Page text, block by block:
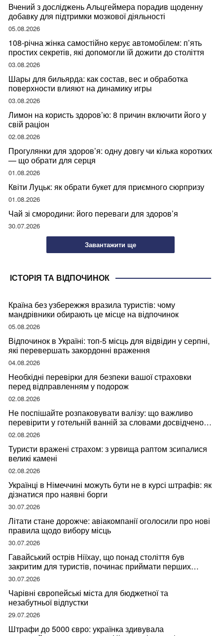
Вчений з досліджень Альцгеймера порадив щоденну
добавку для підтримки мозкової діяльності
05.08.2026
108-річна жінка самостійно керує автомобілем: п’ять
простих секретів, які допомогли їй дожити до століття
03.08.2026
Шары для бильярда: как состав, вес и обработка
поверхности влияют на динамику игры
03.08.2026
Лимон на користь здоров’ю: 8 причин включити його у
свій раціон
02.08.2026
Прогулянки для здоров’я: одну довгу чи кілька коротких
— що обрати для серця
01.08.2026
Квіти Луцьк: як обрати букет для приємного сюрпризу
01.08.2026
Чай зі смородини: його переваги для здоров’я
30.07.2026
Завантажити ще
ІСТОРІЯ ТА ВІДПОЧИНОК
Країна без узбережжя вразила туристів: чому
мандрівники обирають це місце на відпочинок
05.08.2026
Відпочинок в Україні: топ-5 місць для відвідин у серпні,
які перевершать закордонні враження
04.08.2026
Необхідні перевірки для безпеки вашої страховки
перед відправленням у подорож
02.08.2026
Не поспішайте розпаковувати валізу: що важливо
перевірити у готельній ванній за словами досвідченої
мандрівниці
02.08.2026
Туристи вражені страхом: з урвища раптом зсипалися
великі камені
02.08.2026
Українці в Німеччині можуть бути не в курсі штрафів: як
дізнатися про наявні борги
30.07.2026
Літати стане дорожче: авіакомпанії оголосили про нові
правила щодо вибору місць
30.07.2026
Гавайський острів Ніїхау, що понад століття був
закритим для туристів, починає приймати перших
відвідувачів
30.07.2026
Чарівні європейські міста для бюджетної та
незабутньої відпустки
29.07.2026
Штрафи до 5000 євро: українка здивувала